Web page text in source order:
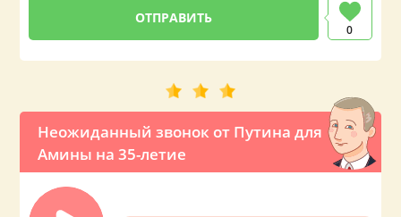
0
Неожиданный звонок от Путина для
Амины на 35-летие